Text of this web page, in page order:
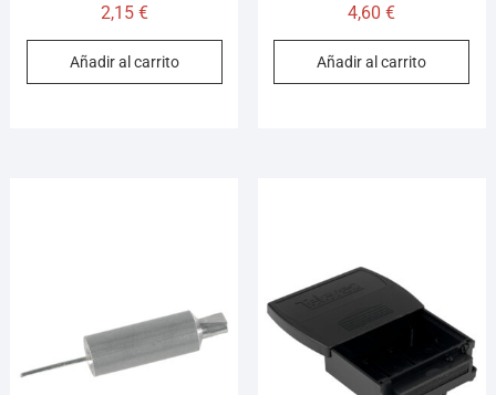
2,15 €
Añadir al carrito
4,60€
Añadir al carrito